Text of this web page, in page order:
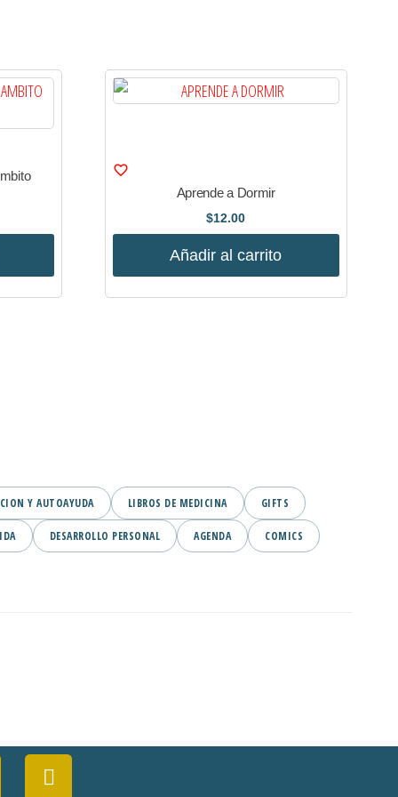
Aprende a Dormir
$12.00
Añadir al carrito
Y AUTOAYUDA LIBROS DE MEDICINA GIFTS
DESARROLLO PERSONAL AGENDA COMICS